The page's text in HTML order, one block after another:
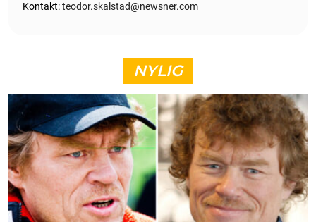
Kontakt:teodor.skalstad@newsner.com
NYLIG